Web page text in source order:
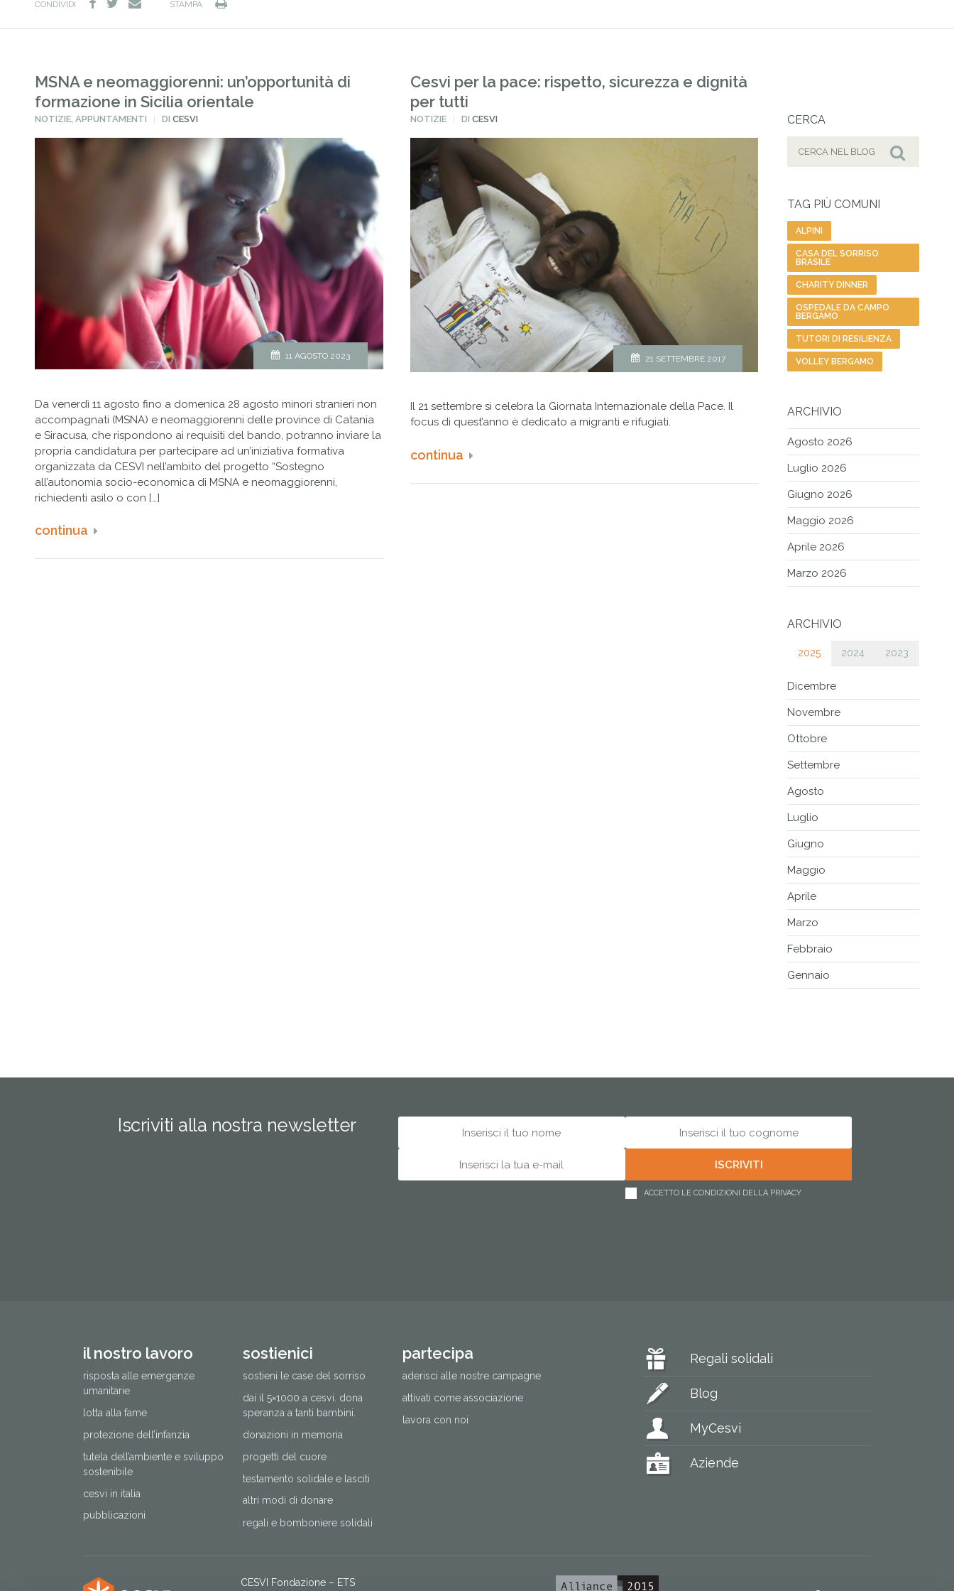
CONDIVIDI
e-
STAMPA
MSNA e neomaggiorenni: un’opportunità di
formazione in Sicilia orientale
PUBBLICATO
NOTIZIE,APPUNTAMENTI DICESVI
11 AGOSTO 2023
Da venerdì 11 agosto fino a domenica 28 agosto minori stranieri non
accompagnati (MSNA) e neomaggiorenni delle province di Catania
e Siracusa, che rispondono ai requisiti del bando, potranno inviare la
propria candidatura per partecipare ad un’iniziativa formativa
organizzata da CESVI nell’ambito del progetto “Sostegno
all’autonomia socio-economica di MSNA e neomaggiorenni,
richiedenti asilo o con […]
continua
Cesvi per la pace: rispetto, sicurezza e dignità
per tutti
PUBBLICATO
NOTIZIE DICESVI
21 SETTEMBRE 2017
Il 21 settembre si celebra la Giornata Internazionale della Pace. Il
focus di quest’anno è dedicato a migranti e rifugiati.
continua
CERCA
Cerca
TAG PIÙ COMUNI
ALPINI
CASA DEL SORRISO
BRASILE
CHARITY DINNER
OSPEDALE DA CAMPO
BERGAMO
TUTORI DI RESILIENZA
VOLLEY BERGAMO
ARCHIVIO
Agosto 2026
Luglio 2026
Giugno 2026
Maggio 2026
Aprile 2026
Marzo 2026
ARCHIVIO
2025 2024 2023
Dicembre
Novembre
Ottobre
Settembre
Agosto
Luglio
Giugno
Maggio
Aprile
Marzo
Febbraio
Gennaio
Iscriviti alla nostra newsletter
ACCETTO LE CONDIZIONI DELLA PRIVACY
il nostro lavoro
risposta alle emergenze
umanitarie
lotta alla fame
protezione dell’infanzia
tutela dell’ambiente e sviluppo
sostenibile
cesvi in italia
pubblicazioni
sostienici
sostieni le case del sorriso
dai il 5×1000 a cesvi. dona
speranza a tanti bambini.
donazioni in memoria
progetti del cuore
testamento solidale e lasciti
altri modi di donare
regali e bomboniere solidali
partecipa
aderisci alle nostre campagne
attivati come associazione
lavora con noi
Regali solidali
Blog
MyCesvi
Aziende
CESVI Fondazione – ETS